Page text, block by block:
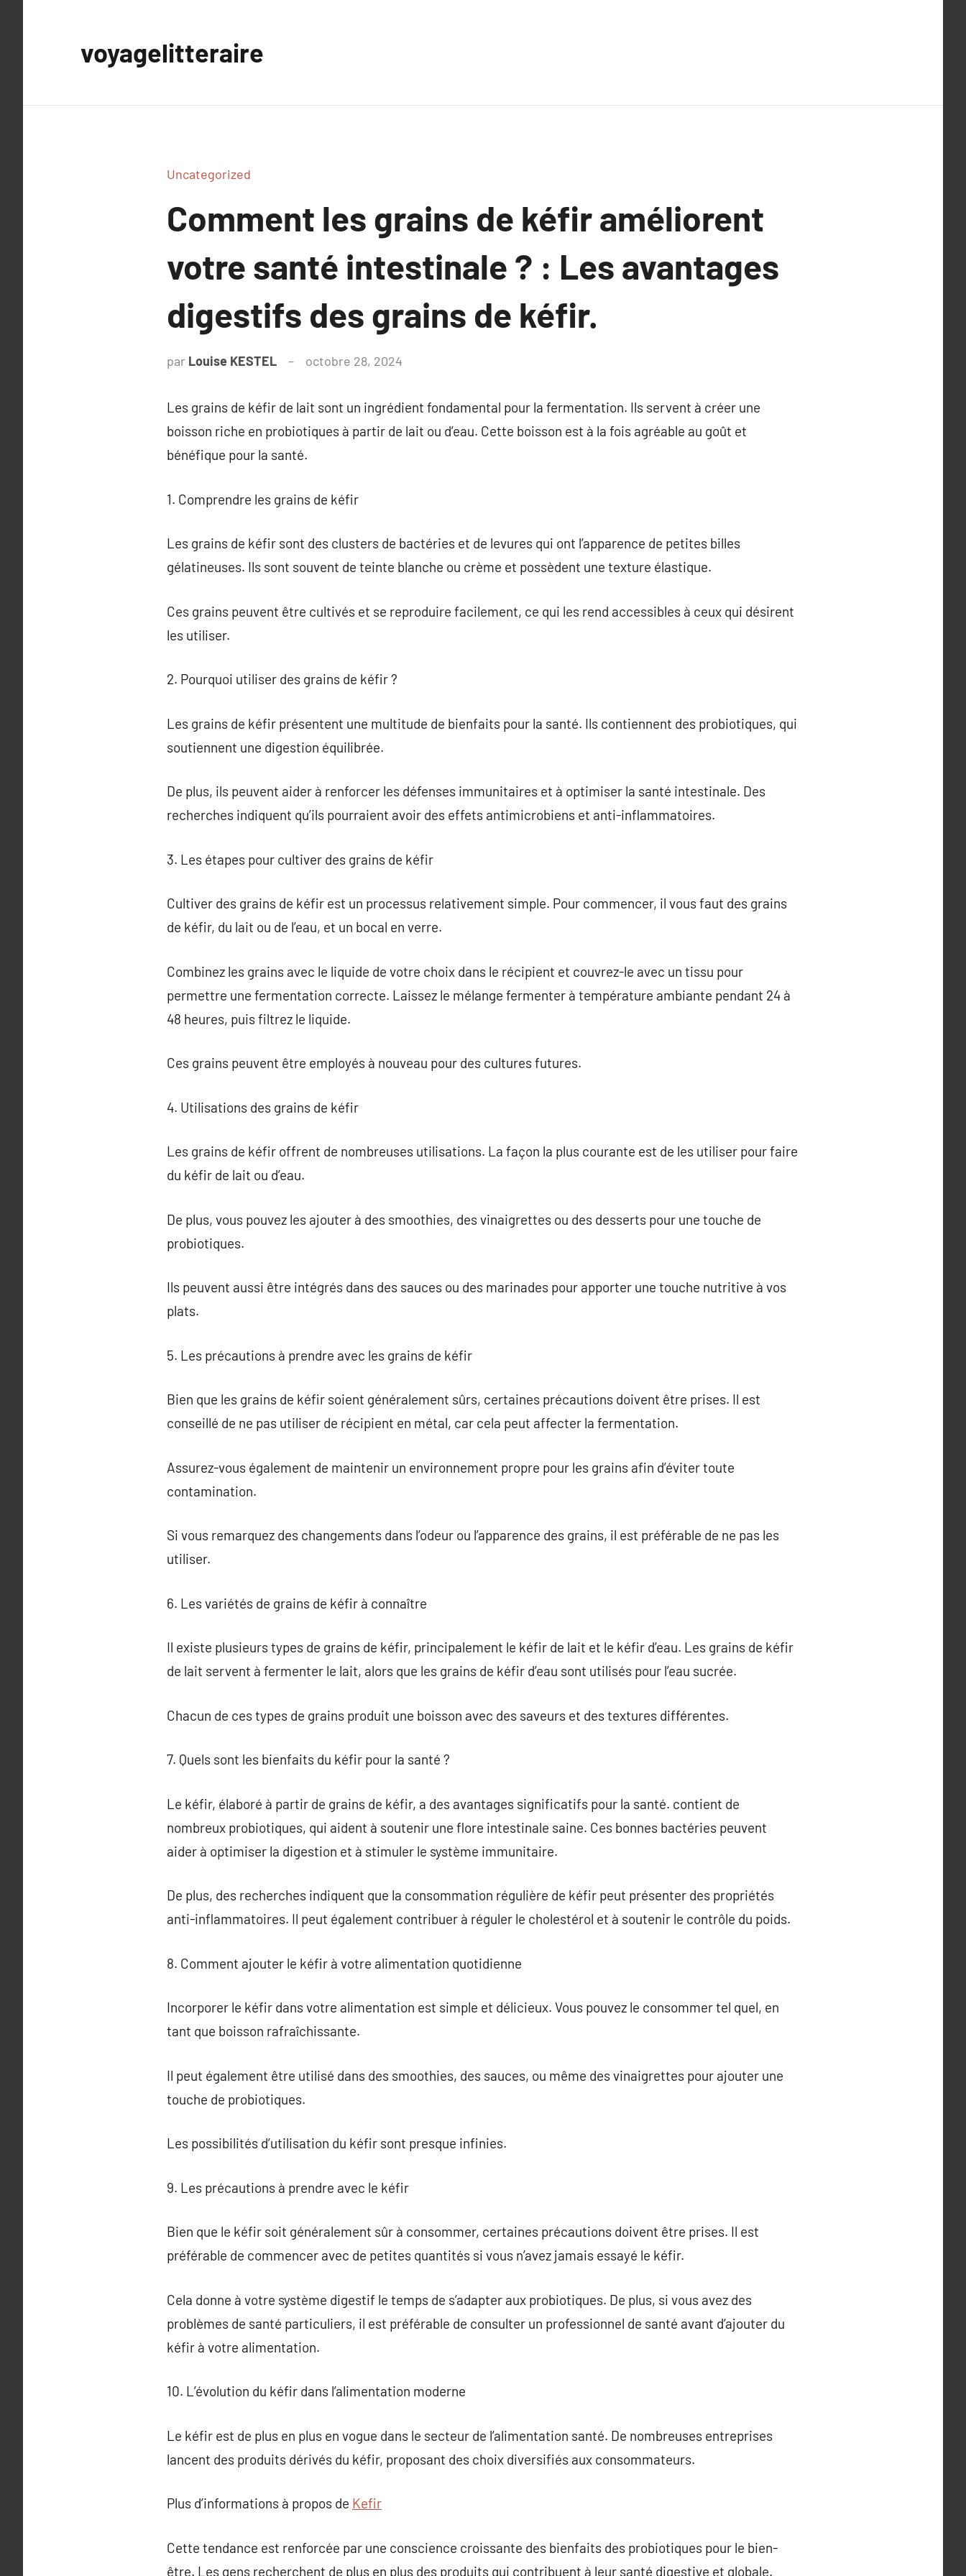
voyagelitteraire
Uncategorized
Comment les grains de kéfir améliorent
votre santé intestinale ? : Les avantages
digestifs des grains de kéfir.
par Louise KESTEL octobre 28, 2024
Les grains de kéfir de lait sont un ingrédient fondamental pour la fermentation. Ils servent à créer une
boisson riche en probiotiques à partir de lait ou d’eau. Cette boisson est à la fois agréable au goût et
bénéfique pour la santé.
1. Comprendre les grains de kéfir
Les grains de kéfir sont des clusters de bactéries et de levures qui ont l’apparence de petites billes
gélatineuses. Ils sont souvent de teinte blanche ou crème et possèdent une texture élastique.
Ces grains peuvent être cultivés et se reproduire facilement, ce qui les rend accessibles à ceux qui désirent
les utiliser.
2. Pourquoi utiliser des grains de kéfir ?
Les grains de kéfir présentent une multitude de bienfaits pour la santé. Ils contiennent des probiotiques, qui
soutiennent une digestion équilibrée.
De plus, ils peuvent aider à renforcer les défenses immunitaires et à optimiser la santé intestinale. Des
recherches indiquent qu’ils pourraient avoir des effets antimicrobiens et anti-inflammatoires.
3. Les étapes pour cultiver des grains de kéfir
Cultiver des grains de kéfir est un processus relativement simple. Pour commencer, il vous faut des grains
de kéfir, du lait ou de l’eau, et un bocal en verre.
Combinez les grains avec le liquide de votre choix dans le récipient et couvrez-le avec un tissu pour
permettre une fermentation correcte. Laissez le mélange fermenter à température ambiante pendant 24 à
48 heures, puis filtrez le liquide.
Ces grains peuvent être employés à nouveau pour des cultures futures.
4. Utilisations des grains de kéfir
Les grains de kéfir offrent de nombreuses utilisations. La façon la plus courante est de les utiliser pour faire
du kéfir de lait ou d’eau.
De plus, vous pouvez les ajouter à des smoothies, des vinaigrettes ou des desserts pour une touche de
probiotiques.
Ils peuvent aussi être intégrés dans des sauces ou des marinades pour apporter une touche nutritive à vos
plats.
5. Les précautions à prendre avec les grains de kéfir
Bien que les grains de kéfir soient généralement sûrs, certaines précautions doivent être prises. Il est
conseillé de ne pas utiliser de récipient en métal, car cela peut affecter la fermentation.
Assurez-vous également de maintenir un environnement propre pour les grains afin d’éviter toute
contamination.
Si vous remarquez des changements dans l’odeur ou l’apparence des grains, il est préférable de ne pas les
utiliser.
6. Les variétés de grains de kéfir à connaître
Il existe plusieurs types de grains de kéfir, principalement le kéfir de lait et le kéfir d’eau. Les grains de kéfir
de lait servent à fermenter le lait, alors que les grains de kéfir d’eau sont utilisés pour l’eau sucrée.
Chacun de ces types de grains produit une boisson avec des saveurs et des textures différentes.
7. Quels sont les bienfaits du kéfir pour la santé ?
Le kéfir, élaboré à partir de grains de kéfir, a des avantages significatifs pour la santé. contient de
nombreux probiotiques, qui aident à soutenir une flore intestinale saine. Ces bonnes bactéries peuvent
aider à optimiser la digestion et à stimuler le système immunitaire.
De plus, des recherches indiquent que la consommation régulière de kéfir peut présenter des propriétés
anti-inflammatoires. Il peut également contribuer à réguler le cholestérol et à soutenir le contrôle du poids.
8. Comment ajouter le kéfir à votre alimentation quotidienne
Incorporer le kéfir dans votre alimentation est simple et délicieux. Vous pouvez le consommer tel quel, en
tant que boisson rafraîchissante.
Il peut également être utilisé dans des smoothies, des sauces, ou même des vinaigrettes pour ajouter une
touche de probiotiques.
Les possibilités d’utilisation du kéfir sont presque infinies.
9. Les précautions à prendre avec le kéfir
Bien que le kéfir soit généralement sûr à consommer, certaines précautions doivent être prises. Il est
préférable de commencer avec de petites quantités si vous n’avez jamais essayé le kéfir.
Cela donne à votre système digestif le temps de s’adapter aux probiotiques. De plus, si vous avez des
problèmes de santé particuliers, il est préférable de consulter un professionnel de santé avant d’ajouter du
kéfir à votre alimentation.
10. L’évolution du kéfir dans l’alimentation moderne
Le kéfir est de plus en plus en vogue dans le secteur de l’alimentation santé. De nombreuses entreprises
lancent des produits dérivés du kéfir, proposant des choix diversifiés aux consommateurs.
Plus d’informations à propos de Kefir
Cette tendance est renforcée par une conscience croissante des bienfaits des probiotiques pour le bien-
être. Les gens recherchent de plus en plus des produits qui contribuent à leur santé digestive et globale.